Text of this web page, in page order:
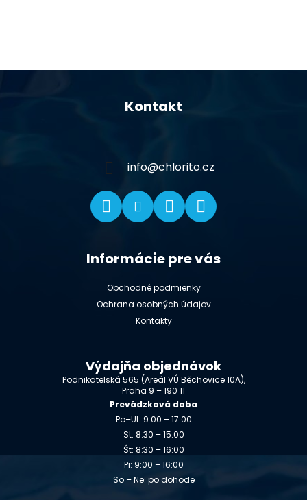
Z
Kontakt
info@chlorito.cz
Informácie pre vás
Obchodné podmienky
Ochrana osobných údajov
Kontakty
Výdajňa objednávok
Podnikatelská 565 (Areál VÚ Běchovice 10A),
Praha 9 – 190 11
Prevádzková doba
Po–Ut: 9:00 – 17:00
St: 8:30 – 15:00
Št: 8:30 – 16:00
Pi: 9:00 – 16:00
So – Ne: po dohode